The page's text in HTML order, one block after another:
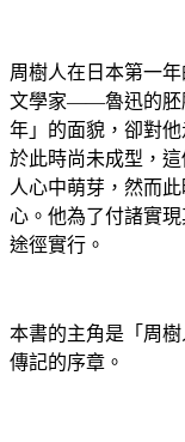
周樹人在日本第一
文學家——魯迅的胚
年」的面貌，卻對
於此時尚未成型，
人心中萌芽，然而
心。他為了付諸實
途徑實行。
本書的主角是「周
傳記的序章。